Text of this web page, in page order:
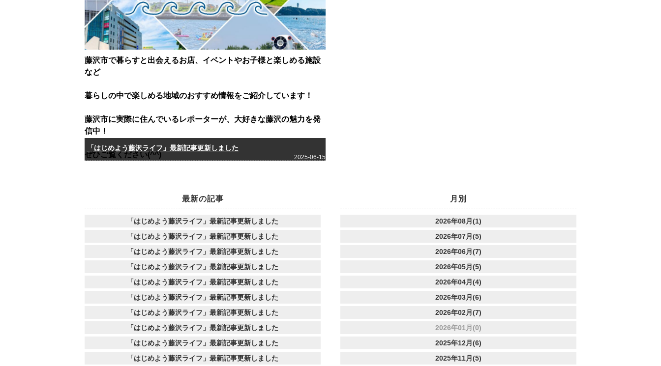
「はじめよう藤沢ライフ」最新記事更新しました
2025-06-15
藤沢市で暮らすと出会えるお店、イベントやお子様と楽しめる施設
など
暮らしの中で楽しめる地域のおすすめ情報をご紹介しています！
藤沢市に実際に住んでいるレポーターが、大好きな藤沢の魅力を発
信中！
ぜひご覧ください(^^)
最新の記事
「はじめよう藤沢ライフ」最新記事更新しました
「はじめよう藤沢ライフ」最新記事更新しました
「はじめよう藤沢ライフ」最新記事更新しました
「はじめよう藤沢ライフ」最新記事更新しました
「はじめよう藤沢ライフ」最新記事更新しました
「はじめよう藤沢ライフ」最新記事更新しました
「はじめよう藤沢ライフ」最新記事更新しました
「はじめよう藤沢ライフ」最新記事更新しました
「はじめよう藤沢ライフ」最新記事更新しました
「はじめよう藤沢ライフ」最新記事更新しました
月別
2026年08月(1)
2026年07月(5)
2026年06月(7)
2026年05月(5)
2026年04月(4)
2026年03月(6)
2026年02月(7)
2026年01月(0)
2025年12月(6)
2025年11月(5)